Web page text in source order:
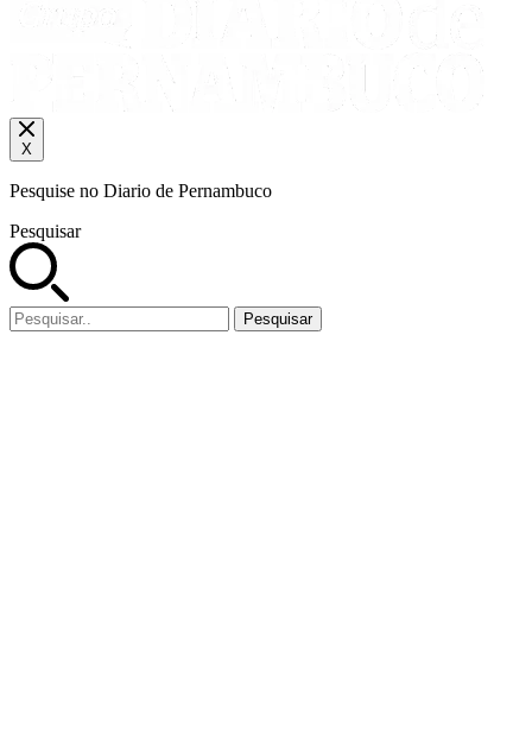
X
Pesquise no Diario de Pernambuco
Pesquisar
Pesquisar